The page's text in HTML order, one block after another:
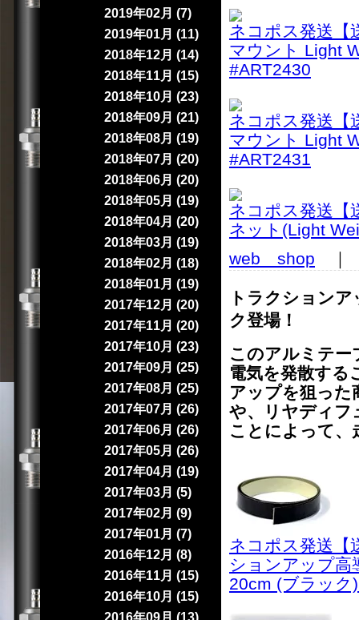
ネコポス発送【
マウント Light
#ART2430
ネコポス発送【
マウント Light
#ART2431
ネコポス発送【
ネット(Light
web shop ｜
トラクション
ク登場！
このアルミテー
電気を発散する
アップを狙った
や、リヤディフ
ことによって、
ネコポス発送【
ションアップ高
20cm (ブラック
2019年02月 (7)
2019年01月 (11)
2018年12月 (14)
2018年11月 (15)
2018年10月 (23)
2018年09月 (21)
2018年08月 (19)
2018年07月 (20)
2018年06月 (20)
2018年05月 (19)
2018年04月 (20)
2018年03月 (19)
2018年02月 (18)
2018年01月 (19)
2017年12月 (20)
2017年11月 (20)
2017年10月 (23)
2017年09月 (25)
2017年08月 (25)
2017年07月 (26)
2017年06月 (26)
2017年05月 (26)
2017年04月 (19)
2017年03月 (5)
2017年02月 (9)
2017年01月 (7)
2016年12月 (8)
2016年11月 (15)
2016年10月 (15)
2016年09月 (13)